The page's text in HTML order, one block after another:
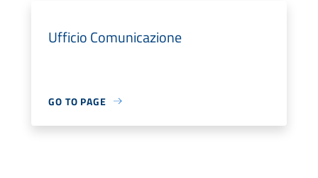
Ufficio Comunicazione
GO TO PAGE